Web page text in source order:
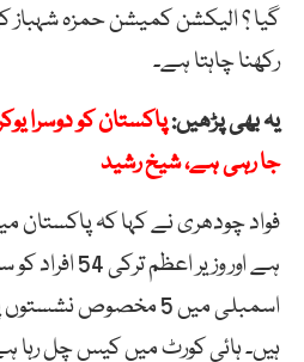
گیا ؟ الیکشن کمیشن حمزہ شہباز
رکھنا چاہتا ہے۔
یہ بھی پڑھیں:پاکستان کو دوسرا
جا رہی ہے، شیخ رشید
فواد چودھری نے کہا کہ پاکستان
ہے اور وزیر
اسمبلی میں 5 مخصوص
ہیں۔ ہائی کورٹ میں کیس چل رہا